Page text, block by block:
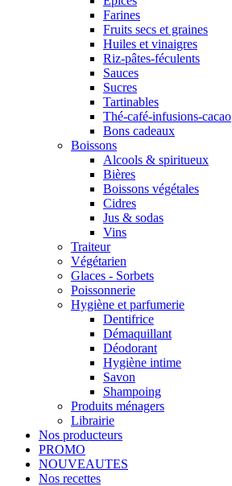
Farines
Fruits secs et graines
Huiles et vinaigres
Riz-pâtes-féculents
Sauces
Sucres
Tartinables
Thé-café-infusions-cacao
Bons cadeaux
Boissons
Alcools & spiritueux
Bières
Boissons végétales
Cidres
Jus & sodas
Vins
Traiteur
Végétarien
Glaces - Sorbets
Poissonnerie
Hygiène et parfumerie
Dentifrice
Démaquillant
Déodorant
Hygiène intime
Savon
Shampoing
Produits ménagers
Librairie
Nos producteurs
PROMO
NOUVEAUTES
Nos recettes